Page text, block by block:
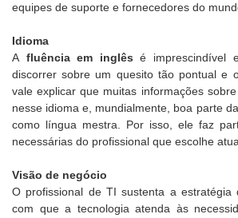
equipes de suporte e fornecedores do
Idioma
A fluência em inglês é imprescindível
discorrer sobre um quesito tão pontual e
vale explicar que muitas informações
nesse idioma e, mundialmente, boa parte
como língua mestra. Por isso, ele faz
necessárias do profissional que escolhe
Visão de negócio
O profissional de TI sustenta a estratégia
com que a tecnologia atenda às